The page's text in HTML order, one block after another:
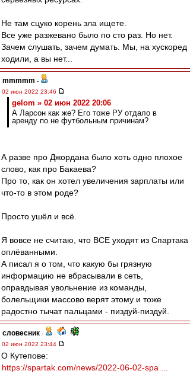
Не там сцуко корень зла ищете.
Все уже разжевано было по сто раз. Но нет.
Зачем слушать, зачем думать. Мы, на хускоред
ходили, а вы нет...
mmmmm -
02 июн 2022 23:46
gelom » 02 июн 2022 20:06
А Ларсон как же? Его тоже РУ отдало в
аренду по не футбольным причинам?
А разве про Джордана было хоть одно плохое
слово, как про Бакаева?
Про то, как он хотел увеличения зарплаты или
что-то в этом роде?
Просто ушёл и всё.
Я вовсе не считаю, что ВСЕ уходят из Спартака
оплёванными.
А писал я о том, что какую бы грязную
информацию не вбрасывали в сеть,
оправдывая увольнение из команды,
болельщики массово верят этому и тоже
радостно тычат пальцами - пиздуй-пиздуй.
словесник -
02 июн 2022 23:44
О Кутепове:
https://spartak.com/news/2022-06-02-spa ...